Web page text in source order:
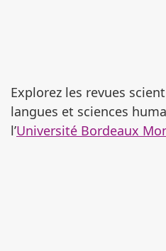
Explorez les revues
langues et sciences
l’Université Bordeaux